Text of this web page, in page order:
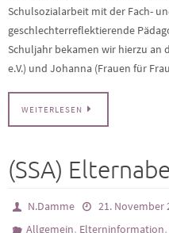
Schulsozialarbeit mit der Fach-
geschlechterreflektierende
Schuljahr bekamen wir hierzu an
e.V.) und Johanna (Frauen für
WEITERLESEN
(SSA)
N.Damme
21. November
Allgemein, Elterninformation,